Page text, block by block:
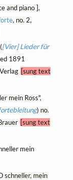
and piano ],
, no. 2,
[Vier] Lieder für
1891
[sung text
mein Ross",
) no.
[sung text
mein
schneller, mein